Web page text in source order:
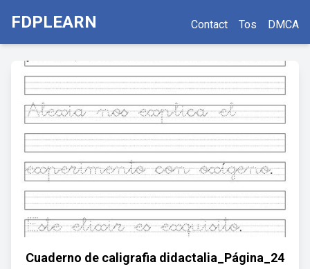
FDPLEARN Contact Tos DMCA
Cuaderno de caligrafia didactalia_Página_24